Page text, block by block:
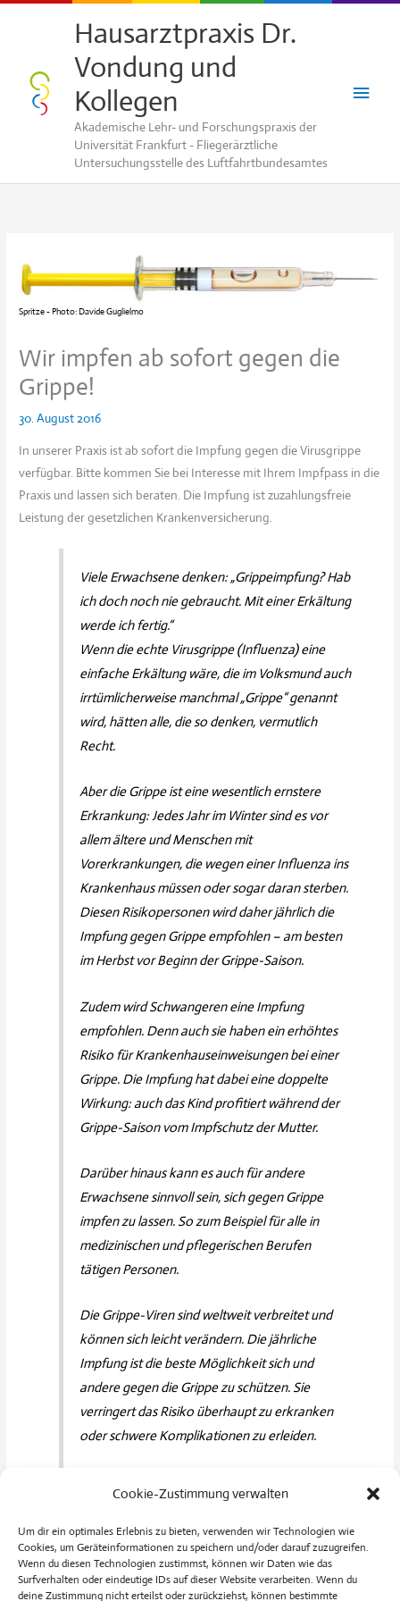
Cookie-Zustimmung verwalten
Um dir ein optimales Erlebnis zu bieten, verwenden wir Technologien wie
Cookies, um Geräteinformationen zu speichern und/oder darauf zuzugreifen.
Wenn du diesen Technologien zustimmst, können wir Daten wie das
Surfverhalten oder eindeutige IDs auf dieser Website verarbeiten. Wenn du
deine Zustimmung nicht erteilst oder zurückziehst, können bestimmte
Hausarztpraxis Dr.
Vondung und
Kollegen
Akademische Lehr- und Forschungspraxis der
Universität Frankfurt - Fliegerärztliche
Untersuchungsstelle des Luftfahrtbundesamtes
Spritze - Photo: Davide Guglielmo
Wir impfen ab sofort gegen die
Grippe!
30. August 2016
In unserer Praxis ist ab sofort die Impfung gegen die Virusgrippe
verfügbar. Bitte kommen Sie bei Interesse mit Ihrem Impfpass in die
Praxis und lassen sich beraten. Die Impfung ist zuzahlungsfreie
Leistung der gesetzlichen Krankenversicherung.
Viele Erwachsene denken: „Grippeimpfung? Hab
ich doch noch nie gebraucht. Mit einer Erkältung
werde ich fertig.“
Wenn die echte Virusgrippe (Influenza) eine
einfache Erkältung wäre, die im Volksmund auch
irrtümlicherweise manchmal „Grippe“ genannt
wird, hätten alle, die so denken, vermutlich
Recht.
Aber die Grippe ist eine wesentlich ernstere
Erkrankung: Jedes Jahr im Winter sind es vor
allem ältere und Menschen mit
Vorerkrankungen, die wegen einer Influenza ins
Krankenhaus müssen oder sogar daran sterben.
Diesen Risikopersonen wird daher jährlich die
Impfung gegen Grippe empfohlen – am besten
im Herbst vor Beginn der Grippe-Saison.
Zudem wird Schwangeren eine Impfung
empfohlen. Denn auch sie haben ein erhöhtes
Risiko für Krankenhauseinweisungen bei einer
Grippe. Die Impfung hat dabei eine doppelte
Wirkung: auch das Kind profitiert während der
Grippe-Saison vom Impfschutz der Mutter.
Darüber hinaus kann es auch für andere
Erwachsene sinnvoll sein, sich gegen Grippe
impfen zu lassen. So zum Beispiel für alle in
medizinischen und pflegerischen Berufen
tätigen Personen.
Die Grippe-Viren sind weltweit verbreitet und
können sich leicht verändern. Die jährliche
Impfung ist die beste Möglichkeit sich und
andere gegen die Grippe zu schützen. Sie
verringert das Risiko überhaupt zu erkranken
oder schwere Komplikationen zu erleiden.
Mehr Informationen zum Thema erhalten Sie in der Praxis und auf
der Informationsseite der Bundeszentrale für gesundheitliche